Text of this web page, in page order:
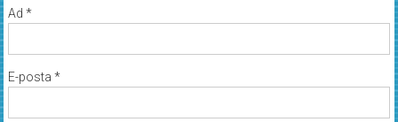
Ad *
E-posta *